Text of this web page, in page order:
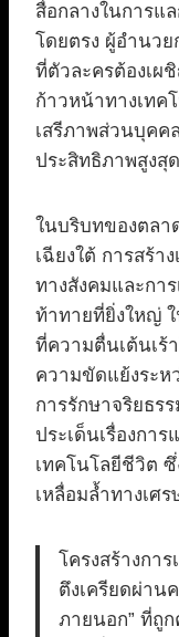
สื่อกลางในการแ
โดยตรง ผู้อำนว
ที่ตัวละครต้องเผ
ก้าวหน้าทางเทค
เสรีภาพส่วนบุคค
ประสิทธิภาพสูงสุด
ในบริบทของตลา
เฉียงใต้ การสร้า
ทางสังคมและกา
ท้าทายที่ยิ่งใหญ่
ที่ความตื่นเต้นเร้
ความขัดแย้งระห
การรักษาจริยธร
ประเด็นเรื่องกา
เทคโนโลยีชีวิต
เหลื่อมล้ำทางเศ
โครงสร้างกา
ตึงเครียดผ่าน
ภายนอก” ที่ถู